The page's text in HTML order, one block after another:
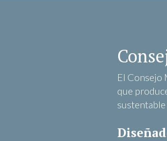
El Consejo
que